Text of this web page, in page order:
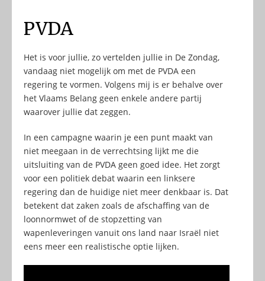
PVDA
Het is voor jullie, zo vertelden jullie in De Zondag,
vandaag niet mogelijk om met de PVDA een
regering te vormen. Volgens mij is er behalve over
het Vlaams Belang geen enkele andere partij
waarover jullie dat zeggen.
In een campagne waarin je een punt maakt van
niet meegaan in de verrechtsing lijkt me die
uitsluiting van de PVDA geen goed idee. Het zorgt
voor een politiek debat waarin een linksere
regering dan de huidige niet meer denkbaar is. Dat
betekent dat zaken zoals de afschaffing van de
loonnormwet of de stopzetting van
wapenleveringen vanuit ons land naar Israël niet
eens meer een realistische optie lijken.